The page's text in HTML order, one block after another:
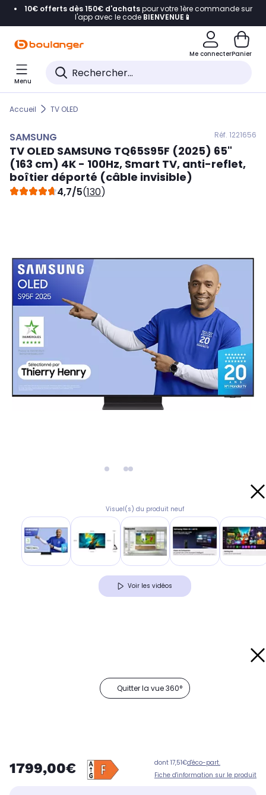
Accéder directement à la navigation
Accéder directement au pied de page
Accéder directement au chatbot
10€ offerts dès 150€ d'achatspour votre 1ère commande sur
l'app avec le code BIENVENUE📱
Me connecterPanier
Menu
Accueil TV OLED
SAMSUNG Réf. 1221656
TV OLED SAMSUNG TQ65S95F (2025) 65"
(163 cm) 4K - 100Hz, Smart TV, anti-reflet,
boîtier déporté (câble invisible)
4,7/5(130)
Visuel(s) du produit neuf
Voir les vidéos
Quitter la vue 360°
1799,00€ dont 17,51€d'éco-part.
Fiche d'information sur le produit